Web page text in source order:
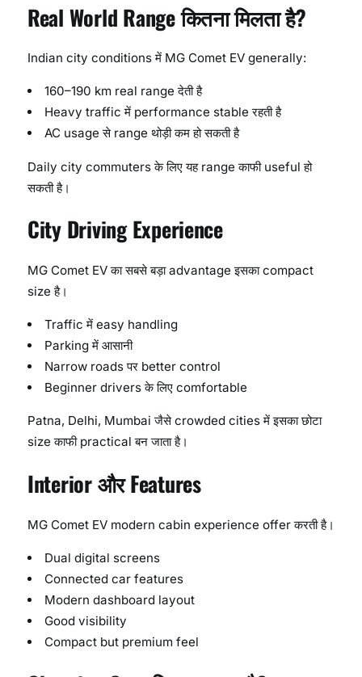
Real World Range कितना मिलता है?
Indian city conditions में MG Comet EV generally:
160–190 km real range देती है
Heavy traffic में performance stable रहती है
AC usage से range थोड़ी कम हो सकती है
Daily city commuters के लिए यह range काफी useful हो
सकती है।
City Driving Experience
MG Comet EV का सबसे बड़ा advantage इसका compact
size है।
Traffic में easy handling
Parking में आसानी
Narrow roads पर better control
Beginner drivers के लिए comfortable
Patna, Delhi, Mumbai जैसे crowded cities में इसका छोटा
size काफी practical बन जाता है।
Interior और Features
MG Comet EV modern cabin experience offer करती है।
Dual digital screens
Connected car features
Modern dashboard layout
Good visibility
Compact but premium feel